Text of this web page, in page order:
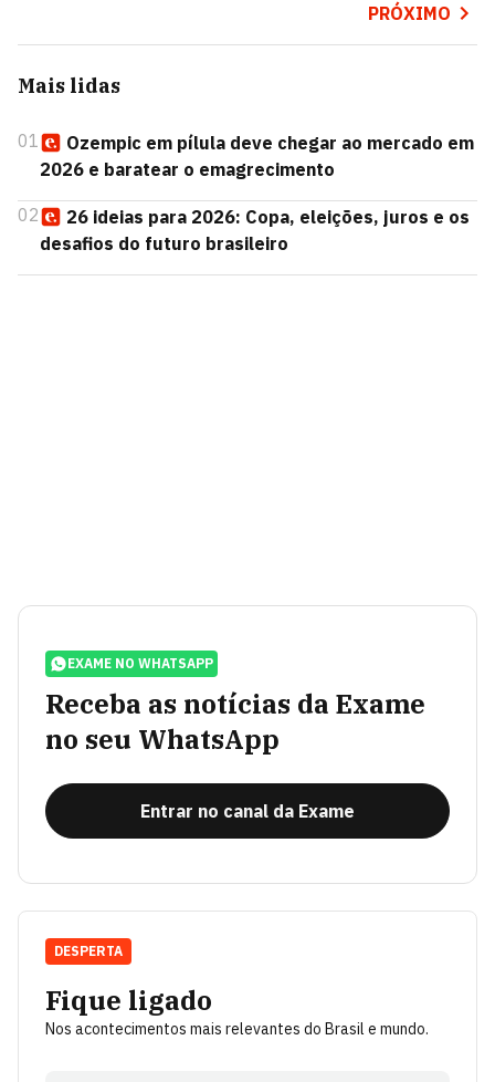
PRÓXIMO
Mais lidas
01
Ozempic em pílula deve chegar ao mercado em
2026 e baratear o emagrecimento
02
26 ideias para 2026: Copa, eleições, juros e os
desafios do futuro brasileiro
EXAME NO WHATSAPP
Receba as notícias da Exame
no seu WhatsApp
Entrar no canal da Exame
Fique ligado
Nos acontecimentos mais relevantes do Brasil e mundo.
DESPERTA